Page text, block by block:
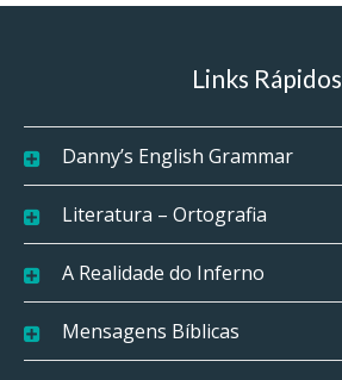
Links Rápidos
Danny’s English Grammar
Literatura – Ortografia
A Realidade do Inferno
Mensagens Bíblicas